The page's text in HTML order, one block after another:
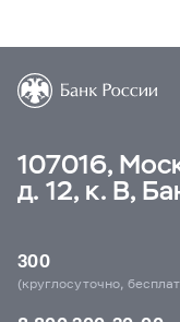
107016,
д. 12, к. В,
300
(круглосуточно,